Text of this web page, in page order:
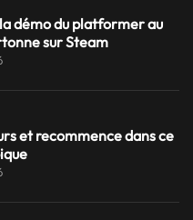
démo du platformer au
sur Steam
et recommence dans ce